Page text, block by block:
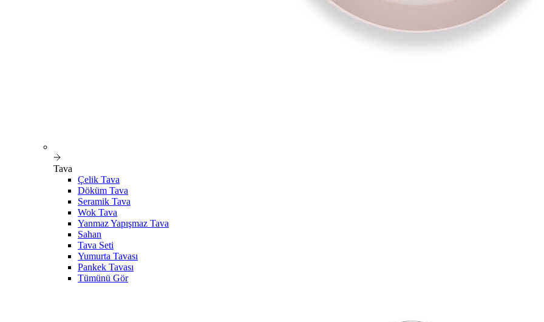
Tava
Çelik Tava
Döküm Tava
Seramik Tava
Wok Tava
Yanmaz Yapışmaz Tava
Sahan
Tava Seti
Yumurta Tavası
Pankek Tavası
Tümünü Gör